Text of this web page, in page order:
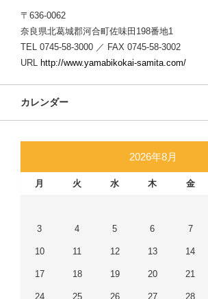
〒636-0062
奈良県北葛城郡河合町佐味田198番地1
TEL 0745-58-3000 ／ FAX 0745-58-3002
URL http://www.yamabikokai-samita.com/
カレンダー
2026年8月
月 火 水 木 金
3 4 5 6 7
10 11 12 13 14
17 18 19 20 21
24 25 26 27 28